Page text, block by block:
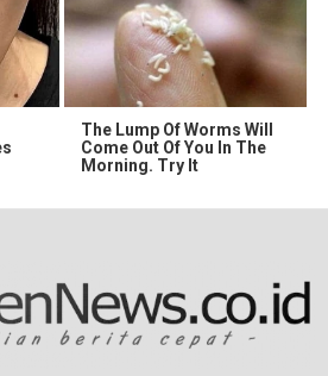
The Lump Of Worms Will
Come Out Of You In The
Morning. Try It